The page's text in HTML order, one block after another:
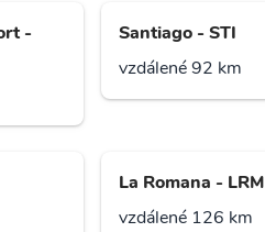
-
Santiago - STI
vzdálené 92 km
La Romana - LRM
vzdálené 126 km